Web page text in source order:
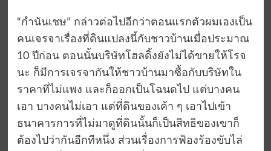
“กำนันเชษ” กล่าวต่อไปอีกว่าตอนแรกตัวผมเองเป็น
คนเจรจาเรื่องที่ดินแปลงนี้กับชาวบ้านเมื่อประมาณ
10 ปีก่อน ตอนนั้นบริษัทโฮลดิ้งยังไม่ได้ขายให้โรจ
นะ ก็มีการเจรจากันให้ชาวบ้านมาซื้อกับบริษัทใน
ราคาที่ไม่แพง และก็ออกเป็นโฉนดไป แต่บางคน
เอา บางคนไม่เอา แต่ที่ดินของเค้า ๆ เอาไปเข้า
ธนาคารการที่ไม่มาดูที่ดินนั้นก็เป็นสิทธิของเขาก็
ต้องไปว่ากันอีกทีหนึ่ง ส่วนเรื่องการฟ้องร้องขับไล่